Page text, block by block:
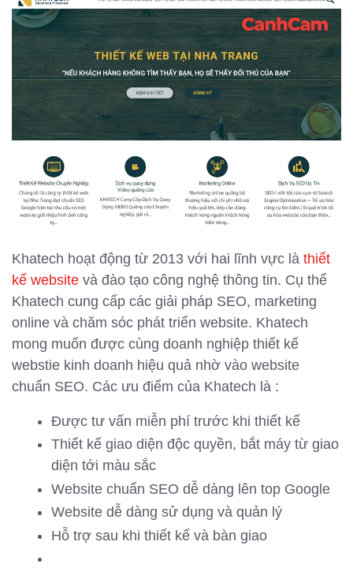
Khatech hoạt động từ 2013 với hai lĩnh vực là thiết
kế website và đào tạo công nghệ thông tin. Cụ thể
Khatech cung cấp các giải pháp SEO, marketing
online và chăm sóc phát triển website. Khatech
mong muốn được cùng doanh nghiệp thiết kế
webstie kinh doanh hiệu quả nhờ vào website
chuẩn SEO. Các ưu điểm của Khatech là :
Được tư vấn miễn phí trước khi thiết kế
Thiết kế giao diện độc quyền, bắt máy từ giao
diện tới màu sắc
Website chuẩn SEO dễ dàng lên top Google
Website dễ dàng sử dụng và quản lý
Hỗ trợ sau khi thiết kế và bàn giao